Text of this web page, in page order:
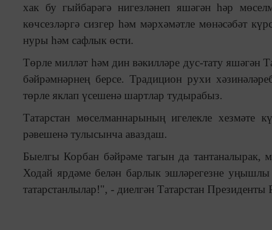
хак бу гыйбарәгә нигезләнеп яшәгән һәр
көчсезләргә сизгер һәм мәрхәмәтле мөнәсәбәт
нуры һәм сафлык өсти.
Төрле милләт һәм дин вәкилләре дус-тату яшәгән
бәйрәмнәрнең берсе. Традицион рухи
төрле яклап үсешенә шартлар тудырабыз.
Татарстан мөселманнарының игелекле хезмәте
рәвешенә тулысынча аваздаш.
Быелгы Корбан бәйрәме тагын да
Ходай ярдәме белән барлык эшләрегезне
татарстанлылар!", - диелгән Татарстан